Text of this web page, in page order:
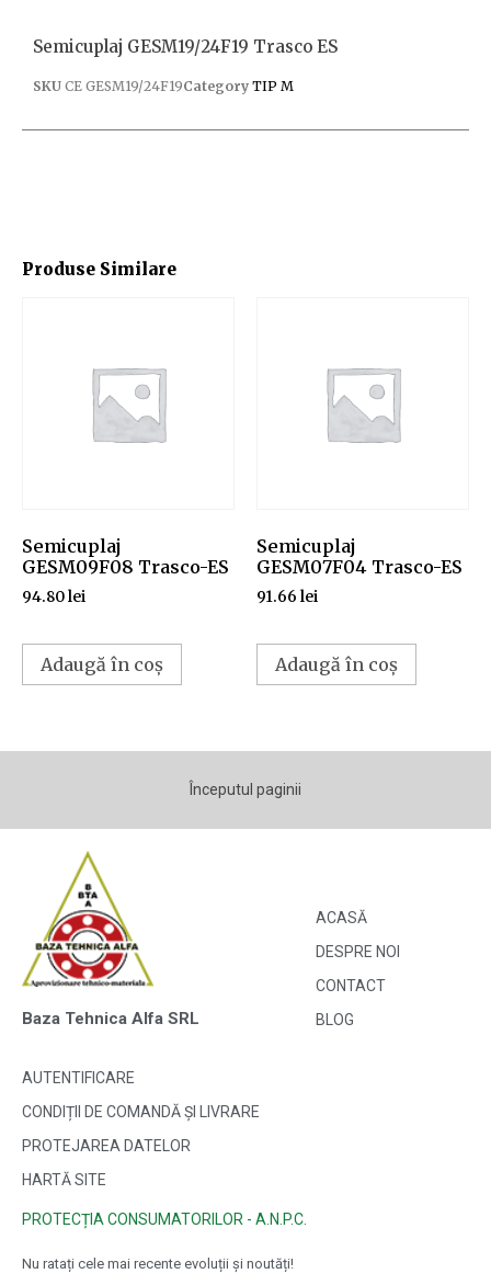
Produse Similare
Semicuplaj
GESM09F08 Trasco-ES
94.80lei
Adaugă în coș
Semicuplaj
GESM07F04 Trasco-ES
91.66 lei
Adaugă în coș
Semicuplaj GESM19/24F19 Trasco ES
SKU CE GESM19/24F19Category TIP M
Începutul paginii
Baza Tehnica Alfa SRL
ACASĂ
DESPRE NOI
CONTACT
BLOG
AUTENTIFICARE
CONDIȚII DE COMANDĂ ȘI LIVRARE
PROTEJAREA DATELOR
HARTĂ SITE
PROTECȚIA CONSUMATORILOR - A.N.P.C.
Nu ratați cele mai recente evoluții și noutăți!